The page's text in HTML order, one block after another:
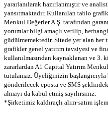
yararlanılarak hazırlanmıştır ve
yansıtmaktadır. Kullanılan tablo
Menkul Değerler A.Ş. tarafından
yorumlar bilgi amaçlı verilip,
güdülmemektedir. Sitede yer alan
grafikler genel yatırım tavsiyesi ve
kullanılmasından kaynaklanan ve 3.
zararlardan A1 Capital Yatırım
tutulamaz. Üyeliğinizin
gönderilecek eposta ve SMS
almayı da kabul etmiş sayılırsınız.
*Şirketimiz kaldıraçlı alım-satım